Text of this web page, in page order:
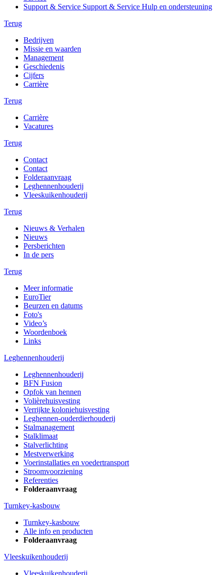
Support & Service Support & Service Hulp en ondersteuning
Terug
Bedrijven
Missie en waarden
Management
Geschiedenis
Cijfers
Carrière
Terug
Carrière
Vacatures
Terug
Contact
Contact
Folderaanvraag
Leghennenhouderij
Vleeskuikenhouderij
Terug
Nieuws & Verhalen
Nieuws
Persberichten
In de pers
Terug
Meer informatie
EuroTier
Beurzen en datums
Foto's
Video’s
Woordenboek
Links
Leghennenhouderij
Leghennenhouderij
BFN Fusion
Opfok van hennen
Volièrehuisvesting
Verrijkte koloniehuisvesting
Leghennen-ouderdierhouderij
Stalmanagement
Stalklimaat
Stalverlichting
Mestverwerking
Voerinstallaties en voedertransport
Stroomvoorziening
Referenties
Folderaanvraag
Turnkey-kasbouw
Turnkey-kasbouw
Alle info en producten
Folderaanvraag
Vleeskuikenhouderij